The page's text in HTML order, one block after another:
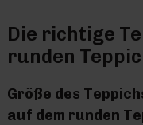
Die richtige
runden
Größe des
auf dem runden